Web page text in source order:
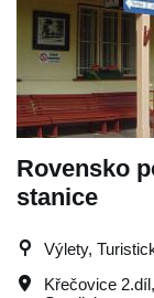
Rovensko
stanice
Výlety,
Křečovice 2.díl,